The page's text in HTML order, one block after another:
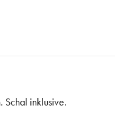
Schal inklusive.